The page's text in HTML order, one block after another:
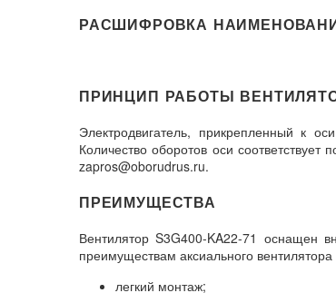
РАСШИФРОВКА
ПРИНЦИП РАБОТЫ
Электродвигатель, прикрепленный к
Количество оборотов оси
zapros@oborudrus.ru.
ПРЕИМУЩЕСТВА
Вентилятор S3G400-KA22-71 оснащен
преимуществам аксиального
легкий монтаж;